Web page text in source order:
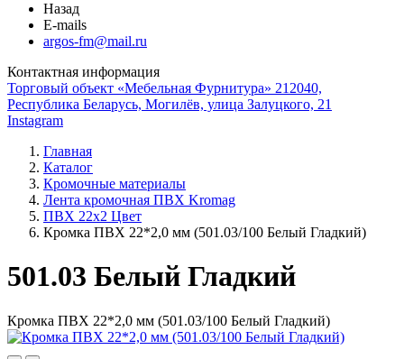
Назад
E-mails
argos-fm@mail.ru
Контактная информация
Торговый объект «Мебельная Фурнитура» 212040,
Республика Беларусь, Могилёв, улица Залуцкого, 21
Instagram
Главная
Каталог
Кромочные материалы
Лента кромочная ПВХ Kromag
ПВХ 22x2 Цвет
Кромка ПВХ 22*2,0 мм (501.03/100 Белый Гладкий)
501.03 Белый Гладкий
Кромка ПВХ 22*2,0 мм (501.03/100 Белый Гладкий)